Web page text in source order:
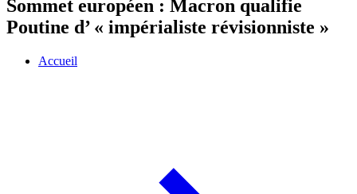
Sommet européen : Macron qualifie
Poutine d’ « impérialiste révisionniste »
Accueil